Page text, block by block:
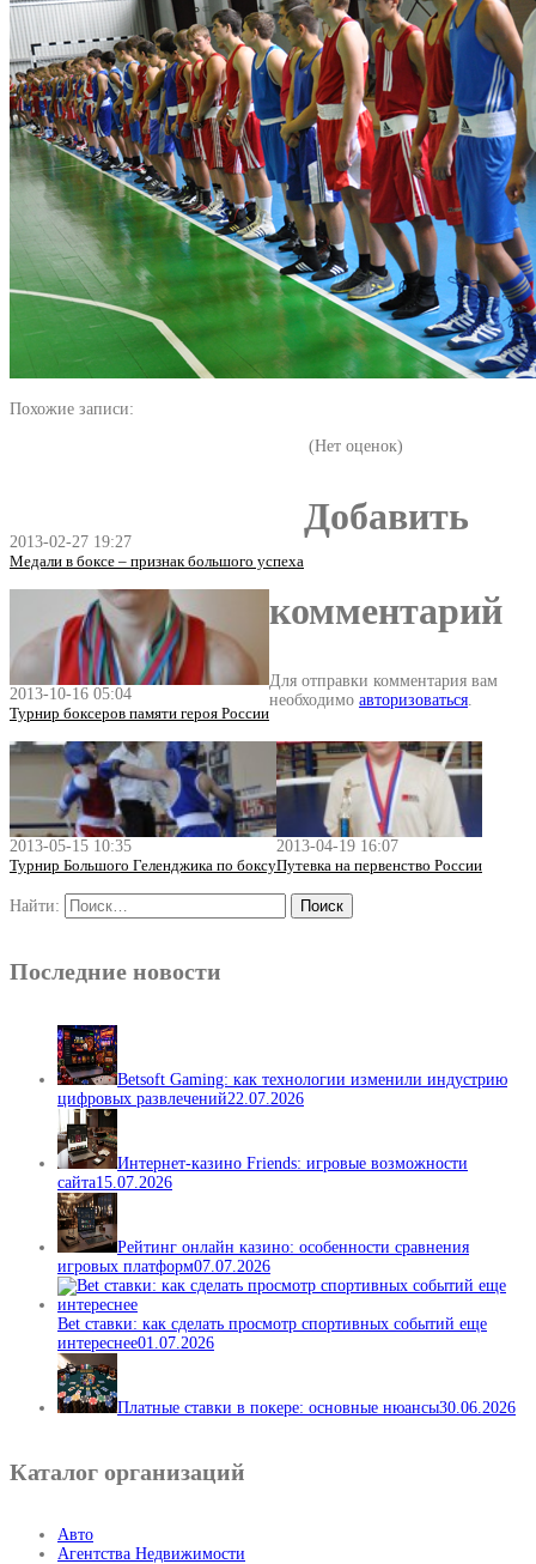
Похожие записи:
2013-02-27 19:27
Медали в боксе – признак большого успеха
2013-10-16 05:04
Турнир боксеров памяти героя России
2013-05-15 10:35
Турнир Большого Геленджика по боксу
2013-04-19 16:07
Путевка на первенство России
(Нет оценок)
Добавить
комментарий
Для отправки комментария вам
необходимо авторизоваться
Найти:
Последние новости
Betsoft Gaming: как технологии изменили индустрию
цифровых развлечений22.07.2026
Интернет-казино Friends: игровые возможности
сайта15.07.2026
Рейтинг онлайн казино: особенности сравнения
игровых платформ07.07.2026
Bet ставки: как сделать просмотр спортивных событий еще
интереснее01.07.2026
Платные ставки в покере: основные нюансы30.06.2026
Каталог организаций
Авто
Агентства Недвижимости